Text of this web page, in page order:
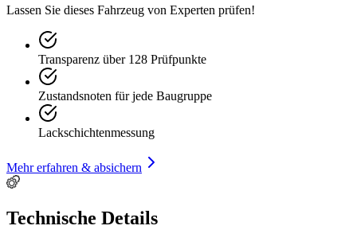
Lassen Sie dieses Fahrzeug von Experten prüfen!
Transparenz über 128 Prüfpunkte
Zustandsnoten für jede Baugruppe
Lackschichtenmessung
Mehr erfahren & absichern
Technische Details